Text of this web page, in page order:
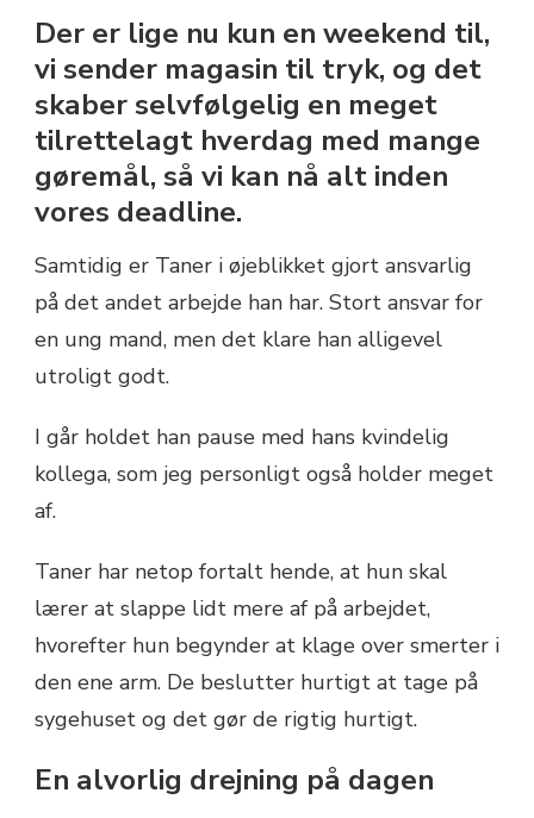
Der er lige nu kun en weekend til,
vi sender magasin til tryk, og det
skaber selvfølgelig en meget
tilrettelagt hverdag med mange
gøremål, så vi kan nå alt inden
vores deadline.
Samtidig er Taner i øjeblikket gjort ansvarlig
på det andet arbejde han har. Stort ansvar for
en ung mand, men det klare han alligevel
utroligt godt.
I går holdet han pause med hans kvindelig
kollega, som jeg personligt også holder meget
af.
Taner har netop fortalt hende, at hun skal
lærer at slappe lidt mere af på arbejdet,
hvorefter hun begynder at klage over smerter i
den ene arm. De beslutter hurtigt at tage på
sygehuset og det gør de rigtig hurtigt.
En alvorlig drejning på dagen